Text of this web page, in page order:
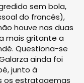
sem bola,
do francês),
houve nas duas
mais gritante a
Questiona-se
ainda foi
junto à
os estratagemas